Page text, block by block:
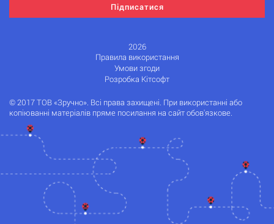
Підписатися
2026
Правила використання
Умови згоди
Розробка Кітсофт
© 2017 ТОВ «Зручно». Всі права захищені. При використанні або
копіюванні матеріалів пряме посилання на сайт обов'язкове.